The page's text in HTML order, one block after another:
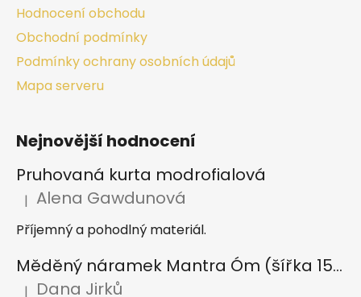
Hodnocení obchodu
Obchodní podmínky
Podmínky ochrany osobních údajů
Mapa serveru
Nejnovější hodnocení
Pruhovaná kurta modrofialová
Hodnocení produktu je 5 z 5 hvězdiček.
| Alena Gawdunová
Příjemný a pohodlný materiál.
Měděný náramek Mantra Óm (šířka 15 mm)
| Dana Jirků